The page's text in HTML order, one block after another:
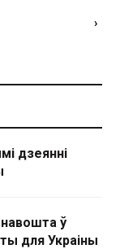
›
дзеянні
ў
для Украіны